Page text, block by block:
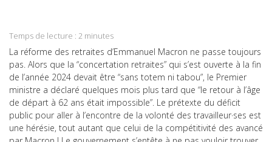
Email
Temps de lecture : 2 minutes
La réforme des retraites d’Emmanuel Macron ne passe toujours
pas. Alors que la “concertation retraites” qui s’est ouverte à la fin
de l’année 2024 devait être “sans totem ni tabou”, le Premier
ministre a déclaré quelques mois plus tard que “le retour à l’âge
de départ à 62 ans était impossible”. Le prétexte du déficit
public pour aller à l’encontre de la volonté des travailleur·ses est
une hérésie, tout autant que celui de la compétitivité des avancé